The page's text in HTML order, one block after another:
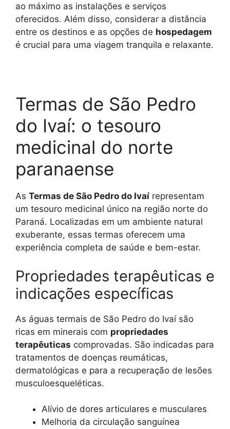
ao máximo as instalações e serviços
oferecidos. Além disso, considerar a distância
entre os destinos e as opções de hospedagem
é crucial para uma viagem tranquila e relaxante.
Termas de São Pedro
do Ivaí: o tesouro
medicinal do norte
paranaense
As Termas de São Pedro do Ivaí representam
um tesouro medicinal único na região norte do
Paraná. Localizadas em um ambiente natural
exuberante, essas termas oferecem uma
experiência completa de saúde e bem-estar.
Propriedades terapêuticas e
indicações específicas
As águas termais de São Pedro do Ivaí são
ricas em minerais com propriedades
terapêuticas comprovadas. São indicadas para
tratamentos de doenças reumáticas,
dermatológicas e para a recuperação de lesões
musculoesqueléticas.
Alívio de dores articulares e musculares
Melhoria da circulação sanguínea